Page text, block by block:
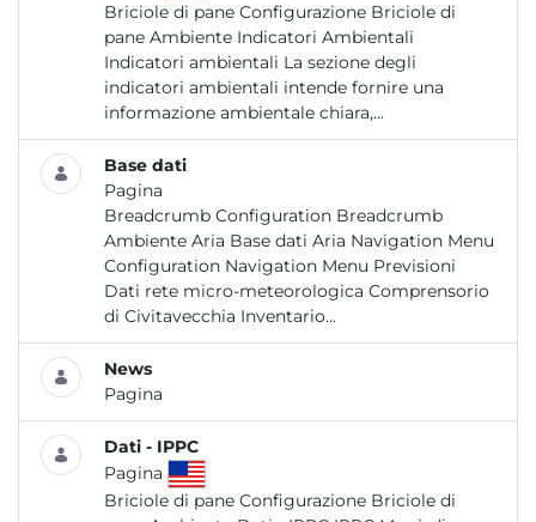
Briciole di pane Configurazione Briciole di
pane Ambiente Indicatori Ambientali
Indicatori ambientali La sezione degli
indicatori ambientali intende fornire una
informazione ambientale chiara,...
Base dati
Pagina
Breadcrumb Configuration Breadcrumb
Ambiente Aria Base dati Aria Navigation Menu
Configuration Navigation Menu Previsioni
Dati rete micro-meteorologica Comprensorio
di Civitavecchia Inventario...
News
Pagina
Dati - IPPC
Pagina
Briciole di pane Configurazione Briciole di